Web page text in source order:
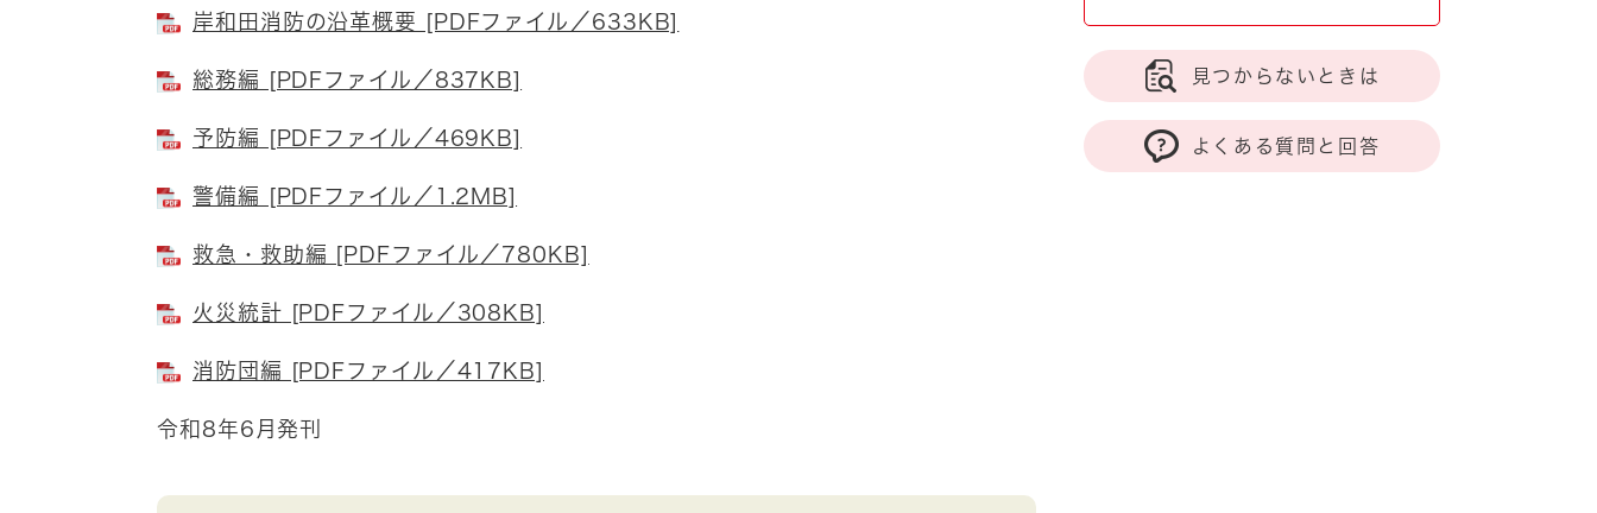
とじる
岸和田消防の沿革概要 [PDFファイル／633KB]
総務編 [PDFファイル／837KB]
予防編 [PDFファイル／469KB]
警備編 [PDFファイル／1.2MB]
救急・救助編 [PDFファイル／780KB]
火災統計 [PDFファイル／308KB]
消防団編 [PDFファイル／417KB]
令和8年6月発刊
見つからないときは
よくある質問と回答